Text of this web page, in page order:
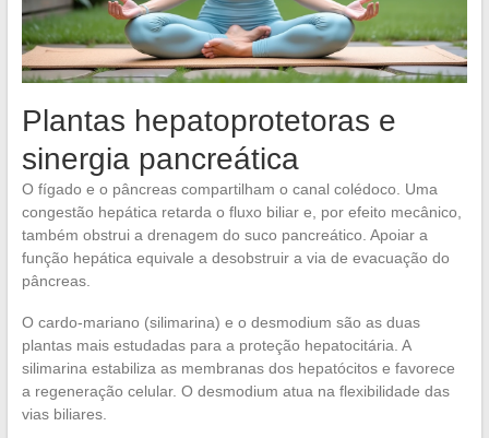
Plantas hepatoprotetoras e
sinergia pancreática
O fígado e o pâncreas compartilham o canal colédoco. Uma
congestão hepática retarda o fluxo biliar e, por efeito mecânico,
também obstrui a drenagem do suco pancreático. Apoiar a
função hepática equivale a desobstruir a via de evacuação do
pâncreas.
O cardo-mariano (silimarina) e o desmodium são as duas
plantas mais estudadas para a proteção hepatocitária. A
silimarina estabiliza as membranas dos hepatócitos e favorece
a regeneração celular. O desmodium atua na flexibilidade das
vias biliares.